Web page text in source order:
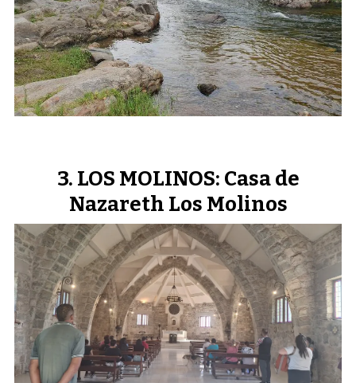
LOS MOLINOS: Casa de
Nazareth Los Molinos